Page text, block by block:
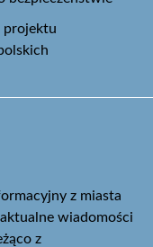
projektu
z miasta
wiadomości
z